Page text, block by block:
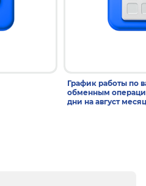
График работы по
обменным
дни на август месяц